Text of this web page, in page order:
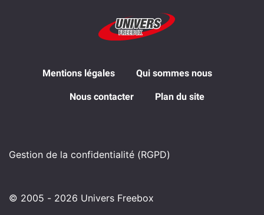
Mentions légales Qui sommes nous
Nous contacter Plan du site
Gestion de la confidentialité (RGPD)
© 2005 - 2026 Univers Freebox